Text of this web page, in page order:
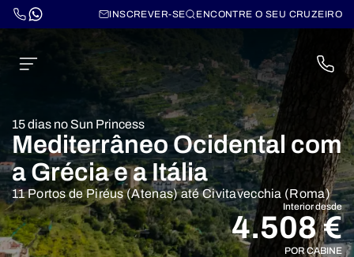
INSCREVER-SE ENCONTRE O SEU CRUZEIRO
15 dias no Sun Princess
Mediterrâneo Ocidental com
a Grécia e a Itália
11 Portos de Piréus (Atenas) até Civitavecchia (Roma)
Interior desde
4.508 €
POR CABINE